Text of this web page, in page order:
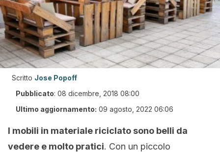
Scritto Jose Popoff
Pubblicato: 08 dicembre, 2018 08:00
Ultimo aggiornamento: 09 agosto, 2022 06:06
I mobili in materiale riciclato sono belli da
vedere e molto pratici. Con un piccolo